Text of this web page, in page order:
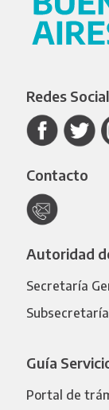
Redes
Contacto
Autoridad
Secretaría
Guía
Portal de